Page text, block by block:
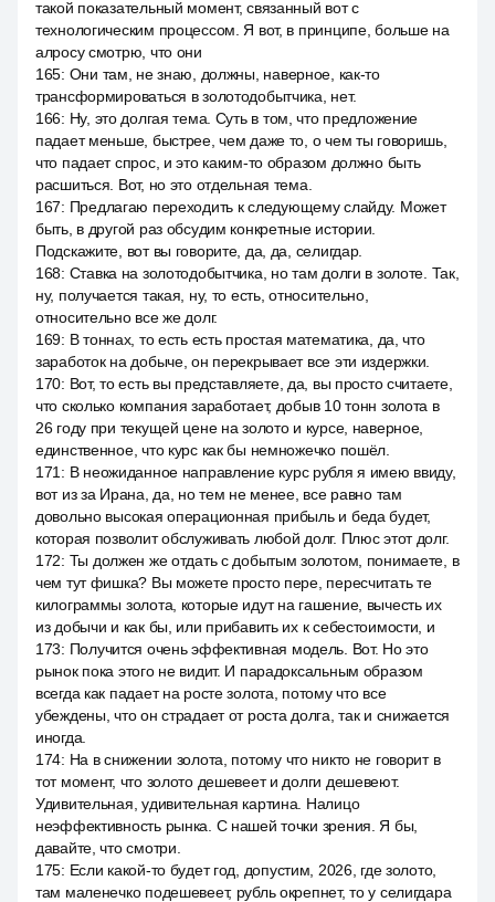
такой показательный момент, связанный вот с
технологическим процессом. Я вот, в принципе, больше на
алросу смотрю, что они
165: Они там, не знаю, должны, наверное, как-то
трансформироваться в золотодобытчика, нет.
166: Ну, это долгая тема. Суть в том, что предложение
падает меньше, быстрее, чем даже то, о чем ты говоришь,
что падает спрос, и это каким-то образом должно быть
расшиться. Вот, но это отдельная тема.
167: Предлагаю переходить к следующему слайду. Может
быть, в другой раз обсудим конкретные истории.
Подскажите, вот вы говорите, да, да, селигдар.
168: Ставка на золотодобытчика, но там долги в золоте. Так,
ну, получается такая, ну, то есть, относительно,
относительно все же долг.
169: В тоннах, то есть есть простая математика, да, что
заработок на добыче, он перекрывает все эти издержки.
170: Вот, то есть вы представляете, да, вы просто считаете,
что сколько компания заработает, добыв 10 тонн золота в
26 году при текущей цене на золото и курсе, наверное,
единственное, что курс как бы немножечко пошёл.
171 : В неожиданное направление курс рубля я имею ввиду,
вот из за Ирана, да, но тем не менее, все равно там
довольно высокая операционная прибыль и беда будет,
которая позволит обслуживать любой долг. Плюс этот долг.
172: Ты должен же отдать с добытым золотом, понимаете, в
чем тут фишка? Вы можете просто пере, пересчитать те
килограммы золота, которые идут на гашение, вычесть их
из добычи и как бы, или прибавить их к себестоимости, и
173: Получится очень эффективная модель. Вот. Но это
рынок пока этого не видит. И парадоксальным образом
всегда как падает на росте золота, потому что все
убеждены, что он страдает от роста долга, так и снижается
иногда.
174: На в снижении золота, потому что никто не говорит в
тот момент, что золото дешевеет и долги дешевеют.
Удивительная, удивительная картина. Налицо
неэффективность рынка. С нашей точки зрения. Я бы,
давайте, что смотри.
175: Если какой-то будет год, допустим, 2026, где золото,
там маленечко подешевеет, рубль окрепнет, то у селигдара